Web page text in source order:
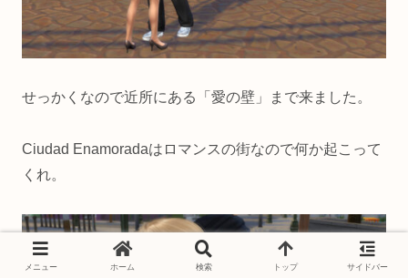
せっかくなので近所にある「愛の壁」まで来ました。
Ciudad Enamoradaはロマンスの街なので何か起こって
くれ。
メニュー ホーム 検索 トップ サイドバー